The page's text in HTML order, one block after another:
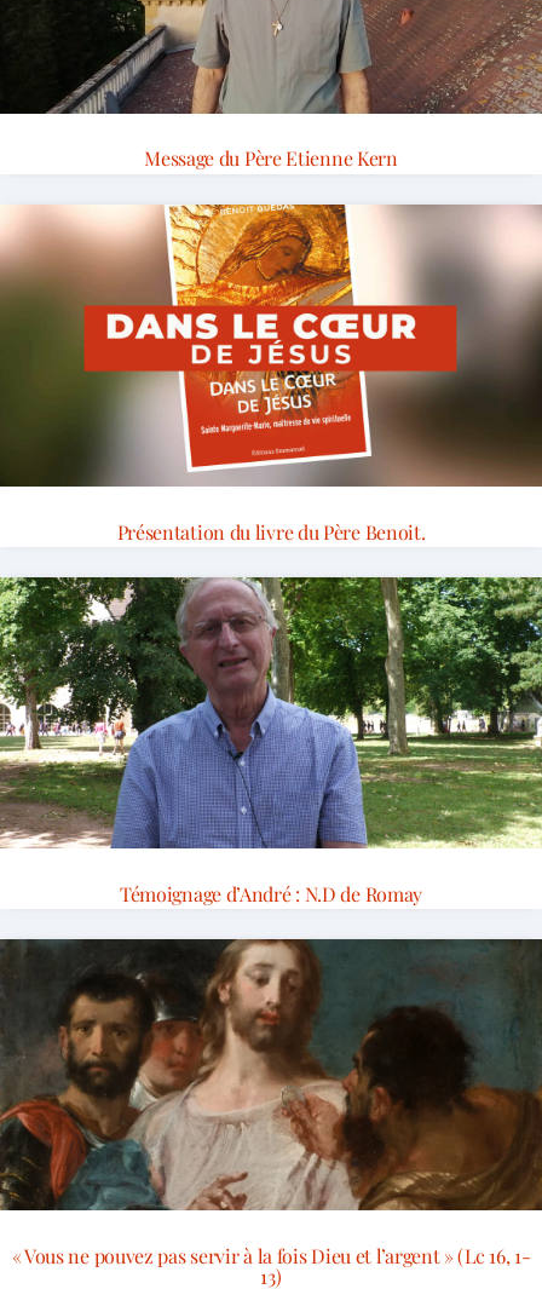
Message du Père Etienne Kern
Présentation du livre du Père Benoit.
Témoignage d’André : N.D de Romay
« Vous ne pouvez pas servir à la fois Dieu et l’argent » (Lc 16, 1-
13)